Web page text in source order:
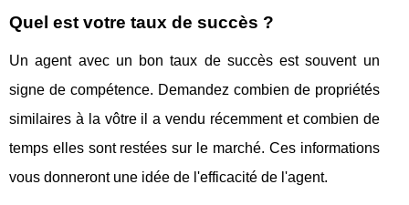
Quel est votre taux de succès ?
Un agent avec un bon taux de succès est souvent un
signe de compétence. Demandez combien de propriétés
similaires à la vôtre il a vendu récemment et combien de
temps elles sont restées sur le marché. Ces informations
vous donneront une idée de l'efficacité de l'agent.